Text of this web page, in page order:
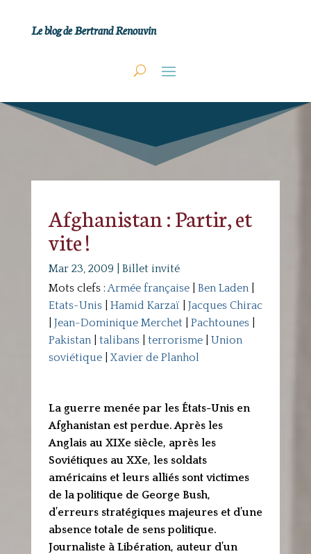
Le blog de Bertrand Renouvin
Afghanistan : Partir, et
vite !
Mar 23, 2009
Billet invité
Mots clefs :Armée française| Ben Laden|
Etats-Unis| Hamid Karzaï
Jacques Chirac
Jean-Dominique Merchet| Pachtounes|
Pakistan| talibans| terrorisme| Union
soviétique|Xavier de Planhol
La guerre menée par les États-Unis en
Afghanistan est perdue. Après les
Anglais au XIXe siècle, après les
Soviétiques au XXe, les soldats
américains et leurs alliés sont victimes
de la politique de George Bush,
d’erreurs stratégiques majeures et d’une
absence totale de sens politique.
Journaliste à Libération, auteur d’un